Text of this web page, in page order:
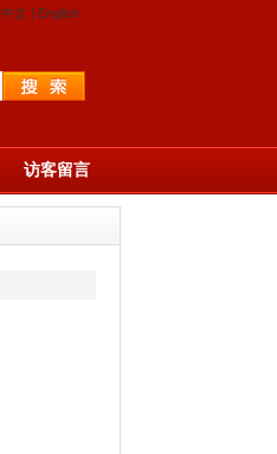
文 | English
访客留言